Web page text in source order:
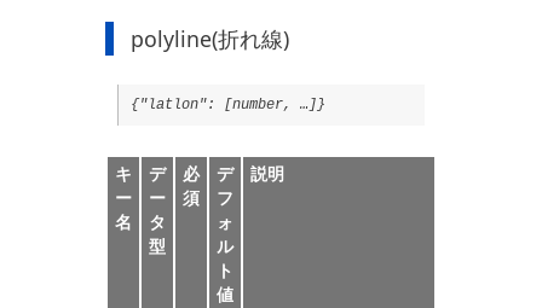
polyline(折れ線)
{"latlon": [number, …]}
キ
ー
名
デ
ー
タ
型
必
須
デ
フ
ォ
ル
ト
値
説明